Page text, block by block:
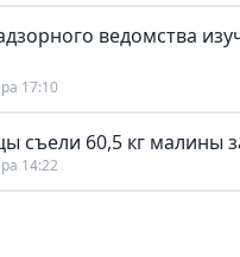
ведомства
17:10
съели 60,5 кг малины
14:22